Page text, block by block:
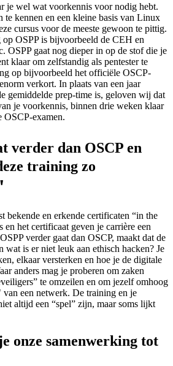
je wel wat voorkennis voor nodig hebt.
te kennen en een kleine basis van Linux
cursus voor de meeste gewoon te pittig.
OSPP is bijvoorbeeld de CEH en
OSPP gaat nog dieper in op de stof die je
klaar om zelfstandig als pentester te
op bijvoorbeeld het officiële OSCP-
verkort. In plaats van een jaar
gemiddelde prep-time is, geloven wij dat
je voorkennis, binnen drie weken klaar
examen.
verder dan OSCP en
training zo
bekende en erkende certificaten “in the
en het certificaat geven je carrière een
verder gaat dan OSCP, maakt dat de
is er niet leuk aan ethisch hacken? Je
elkaar versterken en hoe je de digitale
anders mag je proberen om zaken
te omzeilen en om jezelf omhoog
van een netwerk. De training en je
altijd een “spel” zijn, maar soms lijkt
onze samenwerking tot